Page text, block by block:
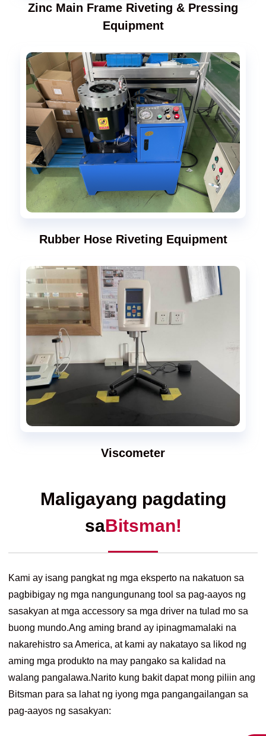
Zinc Main Frame Riveting & Pressing
Equipment
Rubber Hose Riveting Equipment
Viscometer
Maligayang pagdating
saBitsman!
Kami ay isang pangkat ng mga eksperto na nakatuon sa
pagbibigay ng mga nangungunang tool sa pag-aayos ng
sasakyan at mga accessory sa mga driver na tulad mo sa
buong mundo.Ang aming brand ay ipinagmamalaki na
nakarehistro sa America, at kami ay nakatayo sa likod ng
aming mga produkto na may pangako sa kalidad na
walang pangalawa.Narito kung bakit dapat mong piliin ang
Bitsman para sa lahat ng iyong mga pangangailangan sa
pag-aayos ng sasakyan: